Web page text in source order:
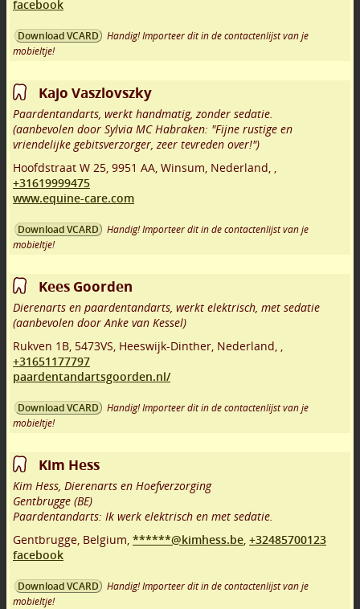
facebook
Download VCARD
Handig! Importeer dit in de contactenlijst van je
mobieltje!
Kajo Vaszlovszky
Paardentandarts, werkt handmatig, zonder sedatie.
(aanbevolen door Sylvia MC Habraken: "Fijne rustige en
vriendelijke gebitsverzorger, zeer tevreden over!")
Hoofdstraat W 25 9951 AA Winsum Nederland,
+31619999475
www.equine-care.com
Download VCARD
Handig! Importeer dit in de contactenlijst van je
mobieltje!
Kees Goorden
Dierenarts en paardentandarts, werkt elektrisch, met sedatie
(aanbevolen door Anke van Kessel)
Rukven 1B 5473VS Heeswijk-Dinther Nederland,
+31651177797
paardentandartsgoorden.nl/
Download VCARD
Handig! Importeer dit in de contactenlijst van je
mobieltje!
Kim Hess
Kim Hess, Dierenarts en Hoefverzorging
Gentbrugge (BE)
Paardentandarts: Ik werk elektrisch en met sedatie.
Gentbrugge Belgium, ******@kimhess.be +32485700123
facebook
Download VCARD
Handig! Importeer dit in de contactenlijst van je
mobieltje!